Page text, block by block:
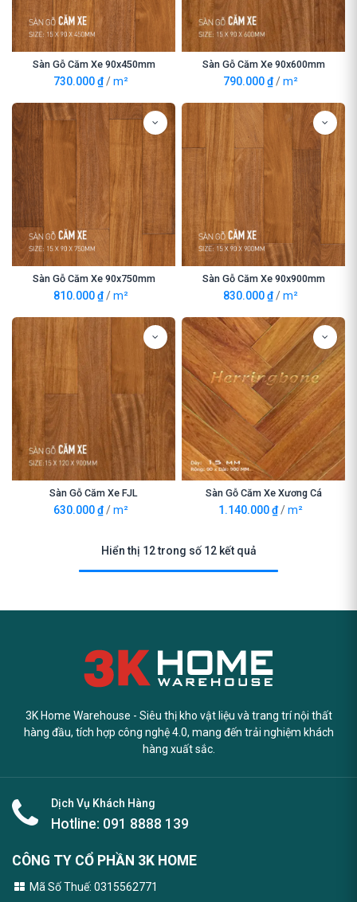
Sàn Gỗ Căm Xe 90x450mm
730.000₫ /m²
Sàn Gỗ Căm Xe 90x600mm
790.000₫ /m²
Sàn Gỗ Căm Xe 90x750mm
810.000₫ /m²
Sàn Gỗ Căm Xe 90x900mm
830.000₫ /m²
Sàn Gỗ Căm Xe FJL
630.000₫ /m²
Sàn Gỗ Căm Xe Xương Cá
1.140.000₫ /m²
Hiển thị 12 trong số 12 kết quả
3K Home Warehouse - Siêu thị kho vật liệu và trang trí nội thất
hàng đầu, tích hợp công nghệ 4.0, mang đến trải nghiệm khách
hàng xuất sắc.
Dịch Vụ Khách Hàng
Hotline: 091 8888 139
CÔNG TY CỔ PHẦN 3K HOME
Mã Số Thuế: 0315562771